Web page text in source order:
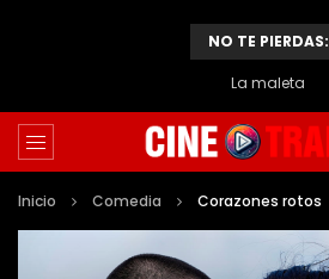
NO TE PIERDAS:
La maleta
Inicio Comedia Corazones rotos